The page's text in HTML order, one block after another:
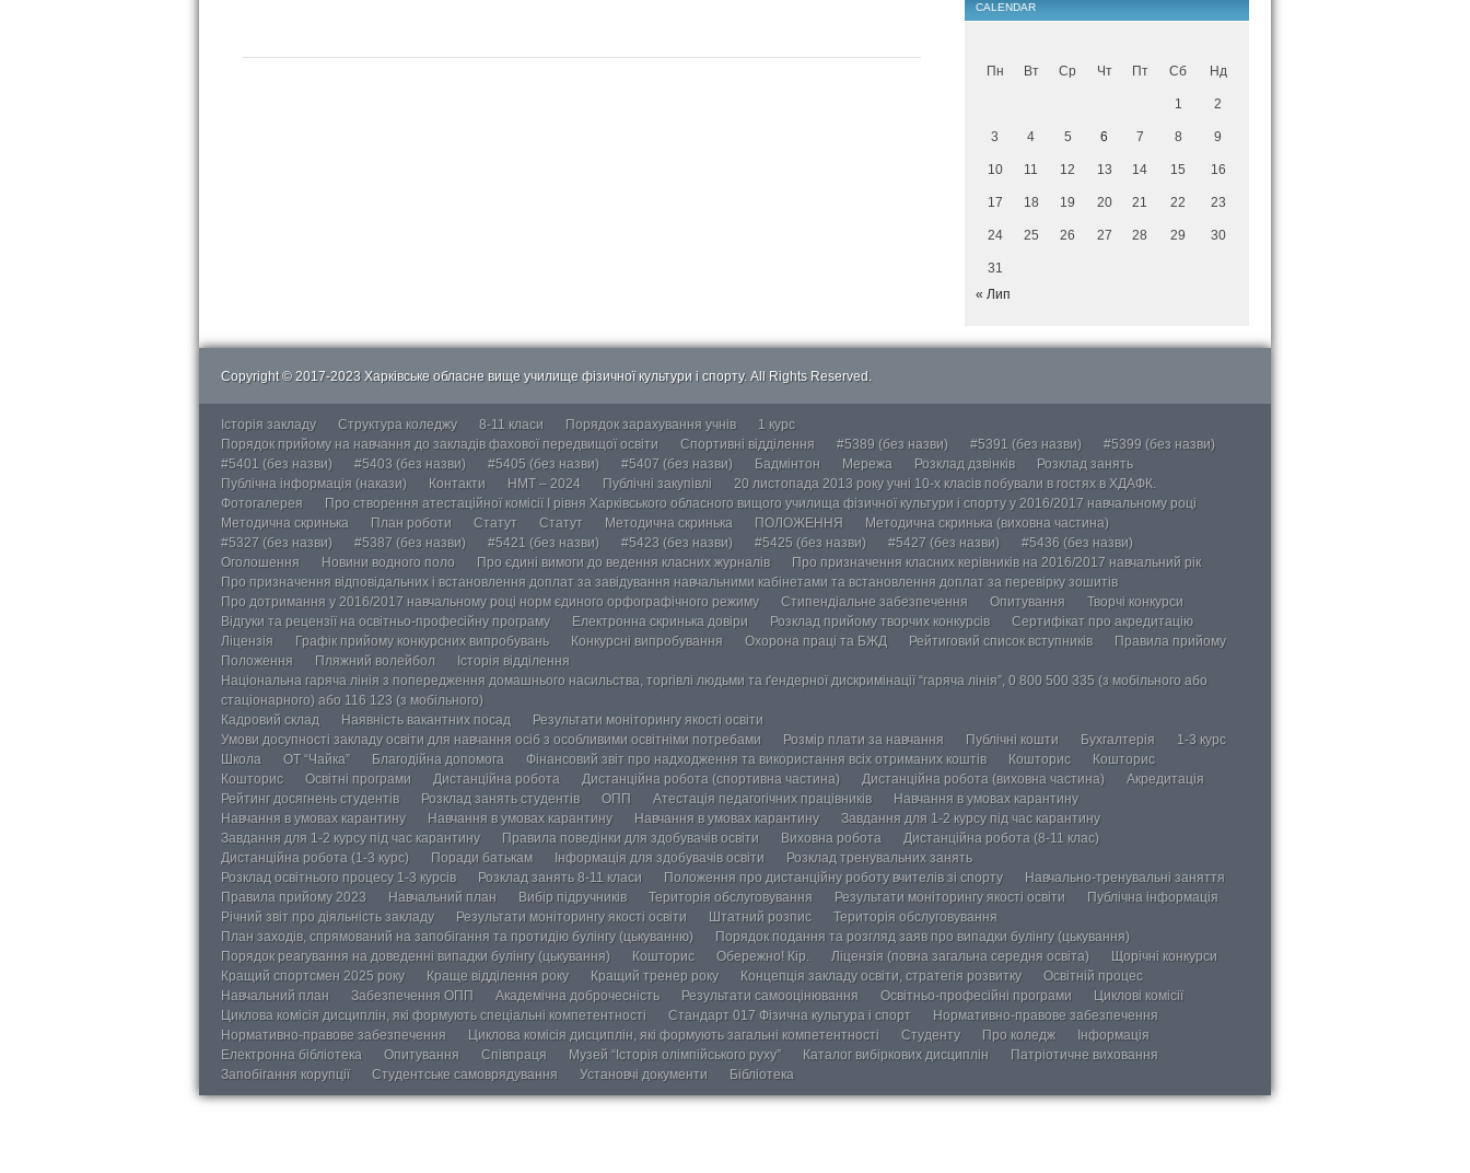
CALENDAR
Пн Вт Ср Чт Пт Сб Нд
1 2
3 4 5 6 7 8 9
10 11 12 13 14 15 16
17 18 19 20 21 22 23
24 25 26 27 28 29 30
31
« Лип
Copyright © 2017-2023 Харківське обласне вище училище фізичної культури і спорту. All Rights Reserved.
Історія закладу Структура коледжу 8-11 класи Порядок зарахування учнів
1 курс
Порядок прийому на навчання до закладів фахової передвищої освіти
Спортивні відділення #5389 (без назви) #5391 (без назви)
#5399 (без назви)
#5401 (без назви)
#5403 (без назви) #5405 (без назви) #5407 (без назви) Бадмінтон Мережа Розклад дзвінків
Розклад занять
Публічна інформація (накази)
Контакти НМТ – 2024 Публічні закупівлі
20 листопада 2013 року учні 10-х класів побували в гостях в ХДАФК.
Фотогалерея
Про створення атестаційної комісії І рівня Харківського обласного вищого училища фізичної культури і спорту у 2016/2017 навчальному році
Методична скринька
План роботи Статут Статут Методична скринька ПОЛОЖЕННЯ
Методична скринька (виховна частина)
#5327 (без назви)
#5387 (без назви) #5421 (без назви) #5423 (без назви) #5425 (без назви) #5427 (без назви)
#5436 (без назви)
Оголошення
Новини водного поло Про єдині вимоги до ведення класних журналів
Про призначення класних керівників на 2016/2017 навчальний рік
Про призначення відповідальних і встановлення доплат за завідування навчальними кабінетами та встановлення доплат за перевірку зошитів
Про дотримання у 2016/2017 навчальному році норм єдиного орфографічного режиму
Стипендіальне забезпечення Опитування
Творчі конкурси
Відгуки та рецензії на освітньо-професійну програму
Електронна скринька довіри Розклад прийому творчих конкурсів
Сертифікат про акредитацію
Ліцензія
Графік прийому конкурсних випробувань Конкурсні випробування Охорона праці та БЖД Рейтиговий список вступників
Правила прийому
Положення
Пляжний волейбол
Історія відділення
Національна гаряча лінія з попередження домашнього насильства, торгівлі людьми та ґендерної дискримінації “гаряча лінія”, 0 800 500 335 (з мобільного або
стаціонарного) або 116 123 (з мобільного)
Кадровий склад
Наявність вакантних посад
Результати моніторингу якості освіти
Умови досупності закладу освіти для навчання осіб з особливими освітніми потребами
Розмір плати за навчання Публічні кошти Бухгалтерія
1-3 курс
Школа
ОТ “Чайка” Благодійна допомога Фінансовий звіт про надходження та використання всіх отриманих коштів Кошторис
Кошторис
Кошторис
Освітні програми Дистанційна робота Дистанційна робота (спортивна частина) Дистанційна робота (виховна частина)
Акредитація
Рейтинг досягнень студентів
Розклад занять студентів ОПП Атестація педагогічних працівників
Навчання в умовах карантину
Навчання в умовах карантину
Навчання в умовах карантину Навчання в умовах карантину
Завдання для 1-2 курсу під час карантину
Завдання для 1-2 курсу під час карантину
Правила поведінки для здобувачів освіти Виховна робота
Дистанційна робота (8-11 клас)
Дистанційна робота (1-3 курс)
Поради батькам Інформація для здобувачів освіти
Розклад тренувальних занять
Розклад освітнього процесу 1-3 курсів
Розклад занять 8-11 класи Положення про дистанційну роботу вчителів зі спорту
Навчально-тренувальні заняття
Правила прийому 2023
Навчальний план Вибір підручників Територія обслуговування Результати моніторингу якості освіти
Публічна інформація
Річний звіт про діяльність закладу
Результати моніторингу якості освіти Штатний розпис
Територія обслуговування
План заходів, спрямований на запобігання та протидію булінгу (цькуванню)
Порядок подання та розгляд заяв про випадки булінгу (цькування)
Порядок реагування на доведенні випадки булінгу (цькування)
Кошторис Обережно! Кір. Ліцензія (повна загальна середня освіта)
Щорічні конкурси
Кращий спортсмен 2025 року
Краще відділення року Кращий тренер року Концепція закладу освіти, стратегія розвитку
Освітній процес
Навчальний план
Забезпечення ОПП Академічна доброчесність Результати самооцінювання Освітньо-професійні програми
Циклові комісії
Циклова комісія дисциплін, які формують спеціальні компетентності
Стандарт 017 Фізична культура і спорт
Нормативно-правове забезпечення
Нормативно-правове забезпечення
Циклова комісія дисциплін, які формують загальні компетентності Студенту Про коледж
Інформація
Електронна бібліотека
Опитування Співпраця Музей “Історія олімпійського руху” Каталог вибіркових дисциплін
Патріотичне виховання
Запобігання корупції
Студентське самоврядування Установчі документи Бібліотека